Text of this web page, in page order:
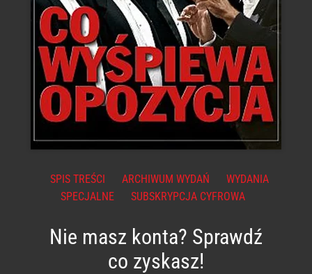
SPIS TREŚCI ARCHIWUM WYDAŃ
WYDANIA
SPECJALNE
SUBSKRYPCJA CYFROWA
Nie masz konta? Sprawdź
co zyskasz!